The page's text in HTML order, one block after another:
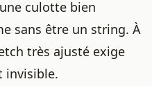
culotte bien
sans être un string. À
très ajusté exige
invisible.